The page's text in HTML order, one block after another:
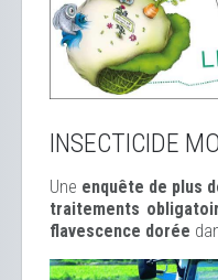
INSECTICIDE
Une enquête de plus
traitements
flavescence dorée